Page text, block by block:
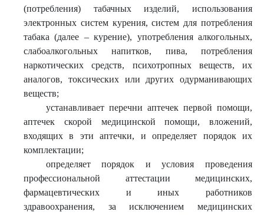
(потребления) табачных изделий, использования
электронных систем курения, систем для потребления
табака (далее – курение), употребления алкогольных,
слабоалкогольных напитков, пива, потребления
наркотических средств, психотропных веществ, их
аналогов, токсических или других одурманивающих
веществ;
устанавливает перечни аптечек первой помощи,
аптечек скорой медицинской помощи, вложений,
входящих в эти аптечки, и определяет порядок их
комплектации;
определяет порядок и условия проведения
профессиональной аттестации медицинских,
фармацевтических и иных работников
здравоохранения, за исключением медицинских